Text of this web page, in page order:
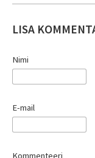
LISA
Nimi
E-mail
Kommenteeri